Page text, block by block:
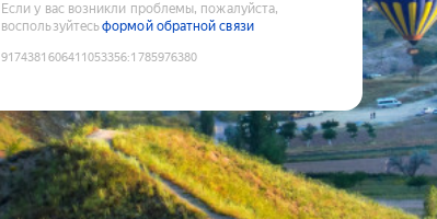
Если у вас возникли проблемы, пожалуйста,
воспользуйтесьформой обратной связи
9174381606411053356:1785976380